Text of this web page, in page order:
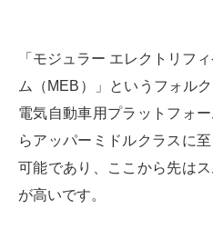
「モジュラー エレクトリフ
ム（MEB）」というフォル
電気自動車用プラットフォ
らアッパーミドルクラスに
可能であり、ここから先は
が高いです。